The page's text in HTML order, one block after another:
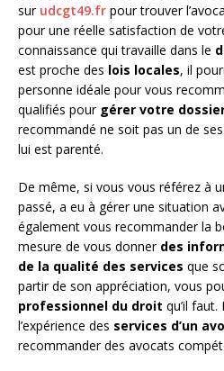
sur udcgt49.fr pour trouver
pour une réelle satisfaction de
connaissance qui travaille dans le
est proche des lois locales, il
personne idéale pour vous
qualifiés pour gérer votre
recommandé ne soit pas un de
lui est parenté.
De même, si vous vous référez à
passé, a eu à gérer une situation
également vous recommander la
mesure de vous donner des
de la qualité des services que
partir de son appréciation, vous
professionnel du droit qu’il
l’expérience des services d’un
recommander des avocats